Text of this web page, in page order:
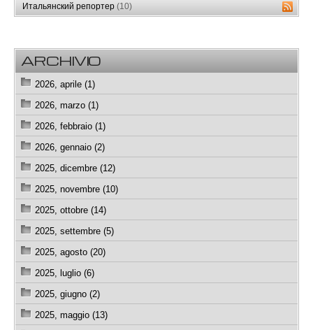
Итальянский репортер (10)
ARCHIVIO
2026, aprile (1)
2026, marzo (1)
2026, febbraio (1)
2026, gennaio (2)
2025, dicembre (12)
2025, novembre (10)
2025, ottobre (14)
2025, settembre (5)
2025, agosto (20)
2025, luglio (6)
2025, giugno (2)
2025, maggio (13)